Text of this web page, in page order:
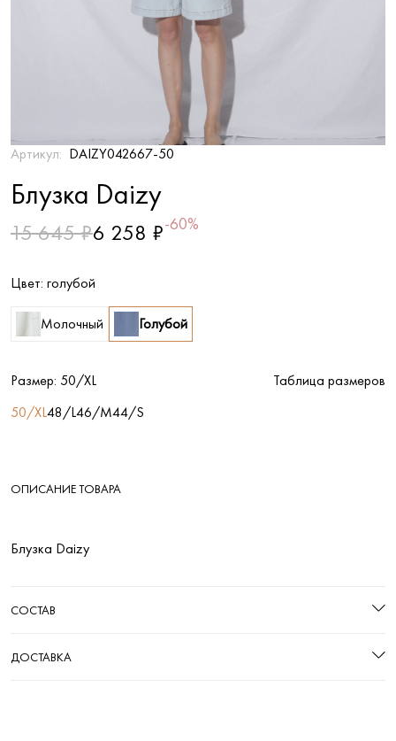
Артикул: DAIZY042667-50
Блузка Daizy
15 645 ₽6 258 ₽-60%
Цвет: голубой
Молочный Голубой
Размер: 50/XL
Таблица размеров
50/XL48/L46/M44/S
ОПИСАНИЕ ТОВАРА
Блузка Daizy
СОСТАВ
ДОСТАВКА